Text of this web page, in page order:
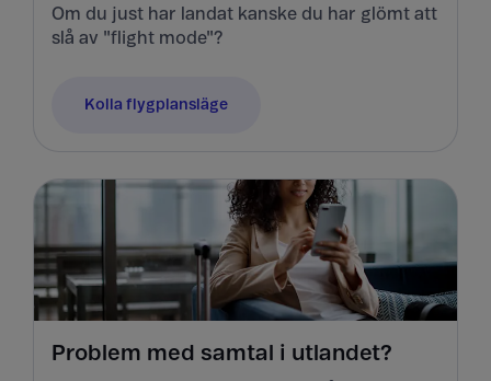
Om du just har landat kanske du har glömt att
slå av "flight mode"?
Kolla flygplansläge
Problem med samtal i utlandet?